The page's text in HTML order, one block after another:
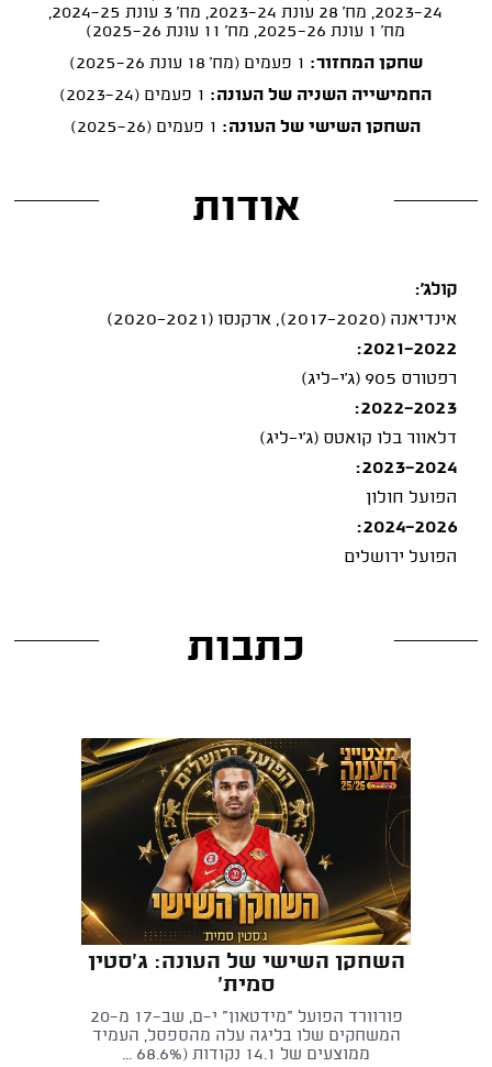
2023-24, מח' 28 עונת 2023-24, מח' 3 עונת 2024-25,
מח' 1 עונת 2025-26, מח' 11 עונת 2025-26)
שחקן המחזור:
החמישייה השניה של העונה:
השחקן השישי של העונה:
אודות
קולג':
אינדיאנה (2017-2020), ארקנסו (2020-2021)
2021-2022:
רפטורס 905 (ג'י-ליג)
2022-2023:
דלאוור בלו קואטס (ג'י-ליג)
2023-2024:
הפועל חולון
2024-2026:
הפועל ירושלים
כתבות
השחקן השישי של העונה: ג'סטין
סמית'
פורוורד הפועל "מידטאון" י־ם, שב־17 מ־20
המשחקים שלו בליגה עלה מהספסל, העמיד
ממוצעים של 14.1 נקודות (68.6% ...